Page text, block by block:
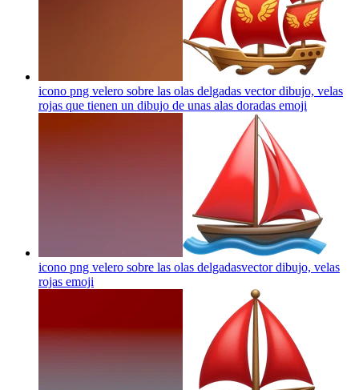
icono png velero sobre las olas delgadas vector dibujo, velas
rojas que tienen un dibujo de unas alas doradas emoji
icono png velero sobre las olas delgadasvector dibujo, velas
rojas emoji